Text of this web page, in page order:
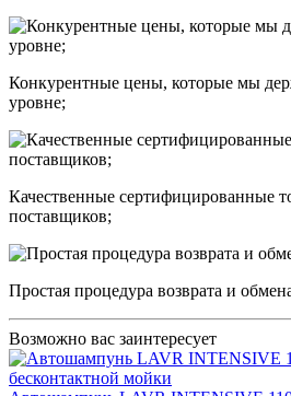
Конкурентные цены, которые мы
уровне;
Качественные сертифицированные
поставщиков;
Простая процедура возврата и
Возможно вас заинтересует